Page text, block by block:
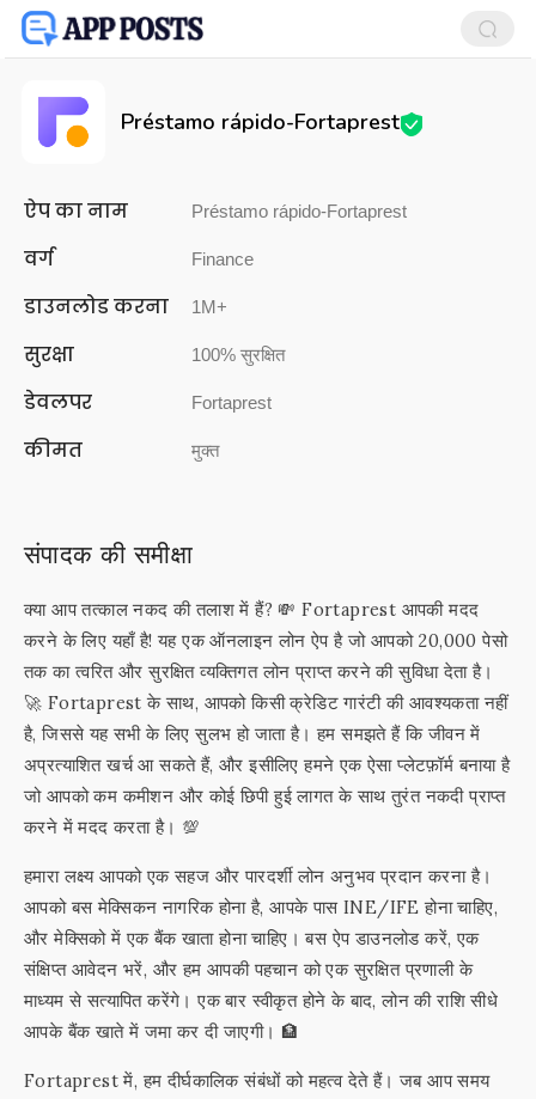
Préstamo rápido-Fortaprest
ऐप का नाम Préstamo rápido-Fortaprest
वर्ग Finance
डाउनलोड करना 1M+
सुरक्षा 100% सुरक्षित
डेवलपर Fortaprest
कीमत मुक्त
संपादक की समीक्षा
क्या आप तत्काल नकद की तलाश में हैं? 💸 Fortaprest आपकी मदद
करने के लिए यहाँ है! यह एक ऑनलाइन लोन ऐप है जो आपको 20,000 पेसो
तक का त्वरित और सुरक्षित व्यक्तिगत लोन प्राप्त करने की सुविधा देता है।
🚀 Fortaprest के साथ, आपको किसी क्रेडिट गारंटी की आवश्यकता नहीं
है, जिससे यह सभी के लिए सुलभ हो जाता है। हम समझते हैं कि जीवन में
अप्रत्याशित खर्च आ सकते हैं, और इसीलिए हमने एक ऐसा प्लेटफ़ॉर्म बनाया है
जो आपको कम कमीशन और कोई छिपी हुई लागत के साथ तुरंत नकदी प्राप्त
करने में मदद करता है। 💯
हमारा लक्ष्य आपको एक सहज और पारदर्शी लोन अनुभव प्रदान करना है।
आपको बस मेक्सिकन नागरिक होना है, आपके पास INE/IFE होना चाहिए,
और मेक्सिको में एक बैंक खाता होना चाहिए। बस ऐप डाउनलोड करें, एक
संक्षिप्त आवेदन भरें, और हम आपकी पहचान को एक सुरक्षित प्रणाली के
माध्यम से सत्यापित करेंगे। एक बार स्वीकृत होने के बाद, लोन की राशि सीधे
आपके बैंक खाते में जमा कर दी जाएगी। 🏦
Fortaprest में, हम दीर्घकालिक संबंधों को महत्व देते हैं। जब आप समय